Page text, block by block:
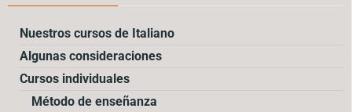
Nuestros cursos de Italiano
Algunas consideraciones
Cursos individuales
Método de enseñanza